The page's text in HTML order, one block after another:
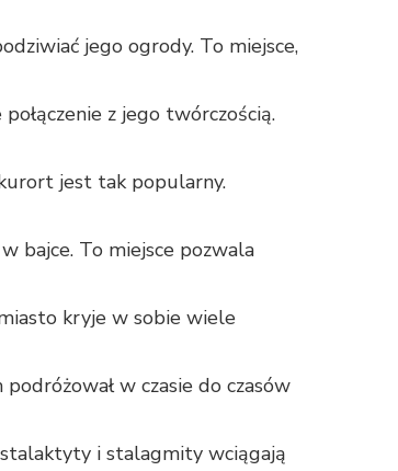
jego ogrody. To miejsce,
z jego twórczością.
jest tak popularny.
bajce. To miejsce pozwala
kryje w sobie wiele
w czasie do czasów
stalaktyty i stalagmity wciągają